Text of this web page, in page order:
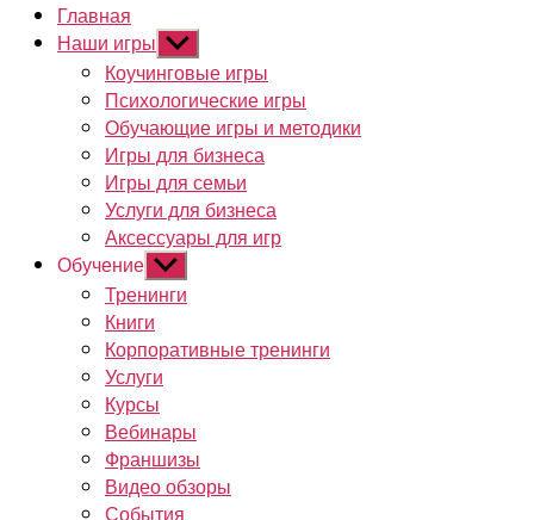
Главная
Наши игры Показывать
подменю
Коучинговые игры
Психологические игры
Обучающие игры и методики
Игры для бизнеса
Игры для семьи
Услуги для бизнеса
Аксессуары для игр
Обучение Показывать
подменю
Тренинги
Книги
Корпоративные тренинги
Услуги
Курсы
Вебинары
Франшизы
Видео обзоры
События